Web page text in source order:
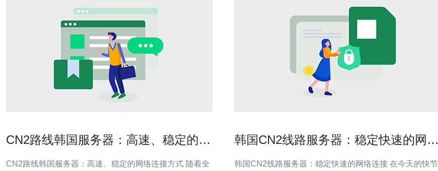
CN2路线韩国服务器：高速、稳定的网
CN2路线韩国服务器：高速、稳定的网络连接方式 随着全
韩国CN2线路服务器：稳定快速的网络
韩国CN2线路服务器：稳定快速的网络连接 在今天的快节